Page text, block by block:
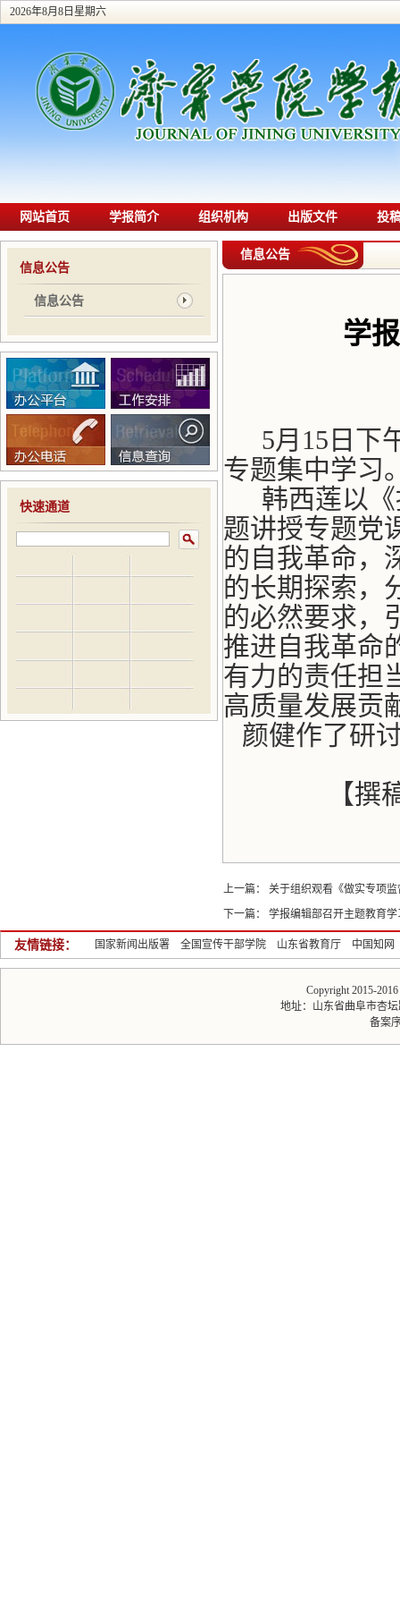
2026年8月8日星期六
网站首页 学报简介 组织机构 出版文件 投
信息公告
信息公告
快速通道
信息公告
学
5月15日下
专题集中学习
韩西莲以
题讲授专题党
的自我革命，
的长期探索，
的必然要求，
推进自我革命
有力的责任担
高质量发展贡
颜健作了研
【
上一篇：
关于组织观看《做实专项
下一篇：
学报编辑部召开主题教育
友情链接： 国家新闻出版署 全国宣传干部学院 山东省教育厅 中国知网
Copyright 2015-
地址：山东省曲阜市杏
备案